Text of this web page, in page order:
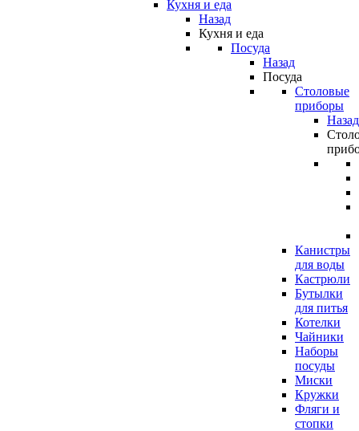
Кухня и еда
Назад
Кухня и еда
Посуда
Назад
Посуда
Столовые
приборы
Назад
Канистры
для воды
Кастрюли
Бутылки
для питья
Котелки
Чайники
Наборы
посуды
Миски
Кружки
Фляги и
стопки